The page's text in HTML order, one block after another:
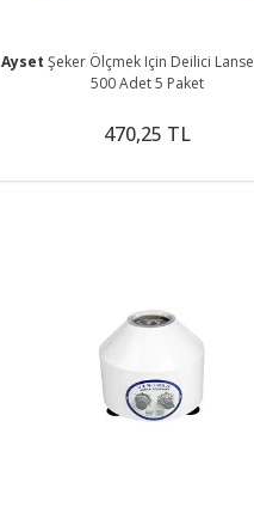
Ayset Şeker Ölçmek Için Deilici
500 Adet 5 Paket
470,25 TL